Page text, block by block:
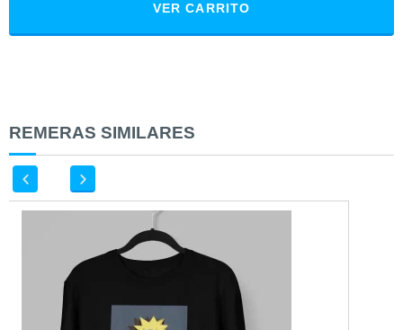
VER CARRITO
REMERAS SIMILARES